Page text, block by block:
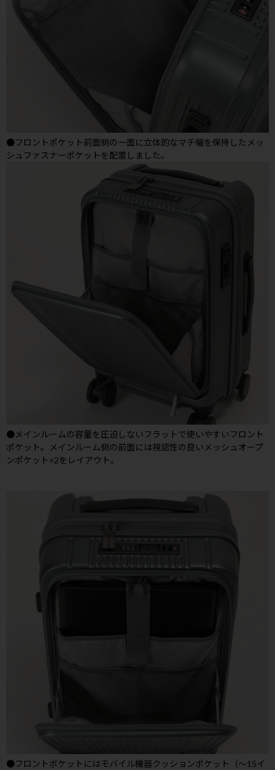
●フロントポケット前面側の一面に立体的なマチ幅を保持したメッ
シュファスナーポケットを配置しました。
●メインルームの容量を圧迫しないフラットで使いやすいフロント
ポケット。メインルーム側の前面には視認性の良いメッシュオープ
ンポケット×2をレイアウト。
●フロントポケットにはモバイル機器クッションポケット（～15イ